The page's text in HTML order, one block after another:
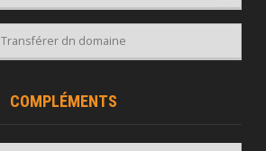
Transférer dn domaine
COMPLÉMENTS